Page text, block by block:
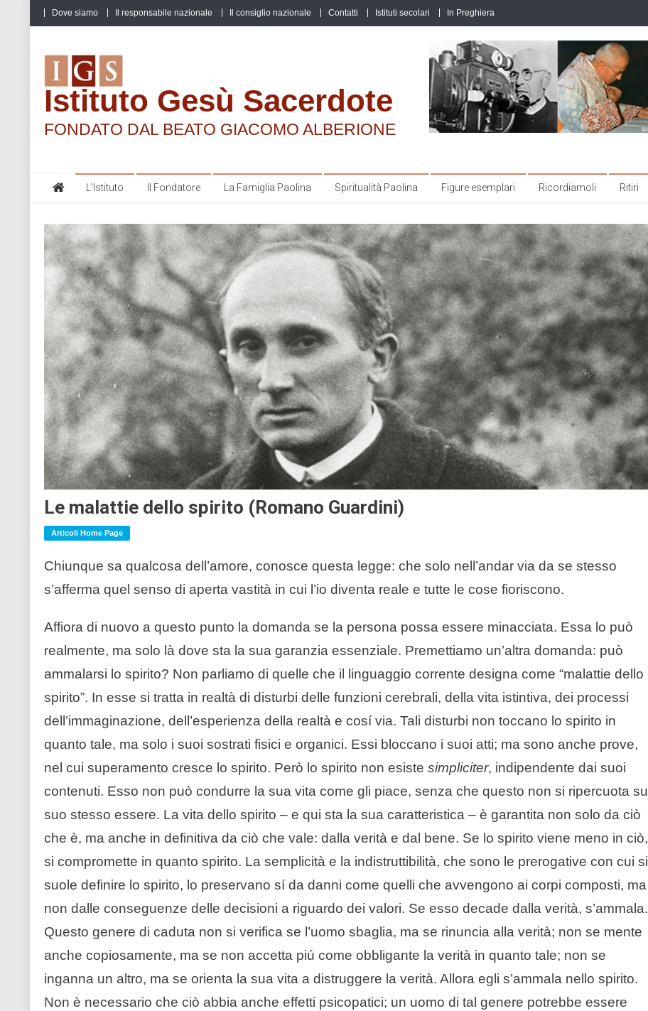
Skip
to
Dove siamo Il responsabile nazionale Il consiglio nazionale Contatti Istituti secolari In Preghiera
Istituto Gesù Sacerdote
FONDATO DAL BEATO GIACOMO ALBERIONE
L’Istituto Il Fondatore La Famiglia Paolina Spiritualità Paolina Figure esemplari Ricordiamoli Ritiri
Le malattie dello spirito (Romano Guardini)
Articoli Home Page
Chiunque sa qualcosa dell’amore, conosce questa legge: che solo nell’andar via da se stesso
s’afferma quel senso di aperta vastità in cui l’io diventa reale e tutte le cose fioriscono.
Affiora di nuovo a questo punto la domanda se la persona possa essere minacciata. Essa lo può
realmente, ma solo là dove sta la sua garanzia essenziale. Premettiamo un’altra domanda: può
ammalarsi lo spirito? Non parliamo di quelle che il linguaggio corrente designa come “malattie dello
spirito”. In esse si tratta in realtà di disturbi delle funzioni cerebrali, della vita istintiva, dei processi
dell’immaginazione, dell’esperienza della realtà e cosí via. Tali disturbi non toccano lo spirito in
quanto tale, ma solo i suoi sostrati fisici e organici. Essi bloccano i suoi atti; ma sono anche prove,
nel cui superamento cresce lo spirito. Però lo spirito non esiste simpliciter, indipendente dai suoi
contenuti. Esso non può condurre la sua vita come gli piace, senza che questo non si ripercuota sul
suo stesso essere. La vita dello spirito – e qui sta la sua caratteristica – è garantita non solo da ciò
che è, ma anche in definitiva da ciò che vale: dalla verità e dal bene. Se lo spirito viene meno in ciò,
si compromette in quanto spirito. La semplicità e la indistruttibilità, che sono le prerogative con cui si
suole definire lo spirito, lo preservano sí da danni come quelli che avvengono ai corpi composti, ma
non dalle conseguenze delle decisioni a riguardo dei valori. Se esso decade dalla verità, s’ammala.
Questo genere di caduta non si verifica se l’uomo sbaglia, ma se rinuncia alla verità; non se mente
anche copiosamente, ma se non accetta piú come obbligante la verità in quanto tale; non se
inganna un altro, ma se orienta la sua vita a distruggere la verità. Allora egli s’ammala nello spirito.
Non è necessario che ciò abbia anche effetti psicopatici; un uomo di tal genere potrebbe essere